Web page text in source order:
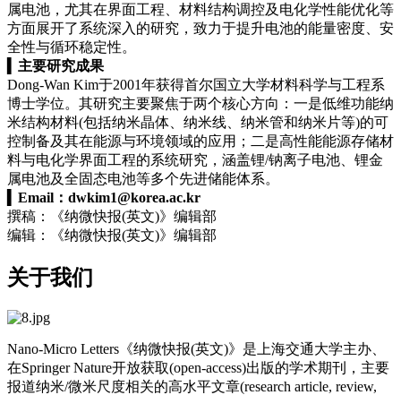
属电池，尤其在界面工程、材料结构调控及电化学性能优化等
方面展开了系统深入的研究，致力于提升电池的能量密度、安
全性与循环稳定性。
主要研究成果
Dong-Wan Kim于2001年获得首尔国立大学材料科学与工程系
博士学位。其研究主要聚焦于两个核心方向：一是低维功能纳
米结构材料(包括纳米晶体、纳米线、纳米管和纳米片等)的可
控制备及其在能源与环境领域的应用；二是高性能能源存储材
料与电化学界面工程的系统研究，涵盖锂/钠离子电池、锂金
属电池及全固态电池等多个先进储能体系。
Email： dwkim1@korea.ac.kr
撰稿：《纳微快报(英文)》编辑部
编辑：《纳微快报(英文)》编辑部
关于我们
Nano-Micro Letters《纳微快报(英文)》是上海交通大学主办、
在Springer Nature开放获取(open-access)出版的学术期刊，主要
报道纳米/微米尺度相关的高水平文章(research article, review,